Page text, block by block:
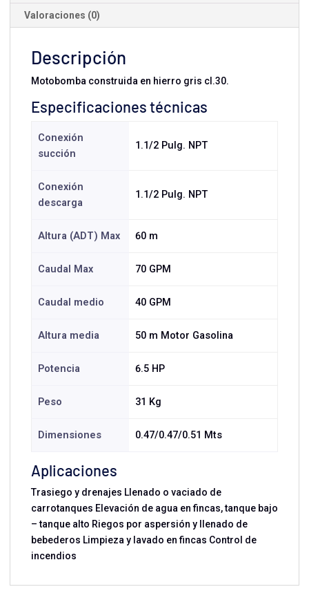
Valoraciones (0)
Descripción
Motobomba construida en hierro gris cl.30.
Especificaciones técnicas
Conexión
succión
1.1/2 Pulg. NPT
Conexión
descarga
1.1/2 Pulg. NPT
Altura (ADT) Max 60 m
Caudal Max 70 GPM
Caudal medio 40 GPM
Altura media 50 m Motor Gasolina
Potencia 6.5 HP
Peso 31 Kg
Dimensiones 0.47/0.47/0.51 Mts
Aplicaciones
Trasiego y drenajes Llenado o vaciado de
carrotanques Elevación de agua en fincas, tanque bajo
– tanque alto Riegos por aspersión y llenado de
bebederos Limpieza y lavado en fincas Control de
incendios